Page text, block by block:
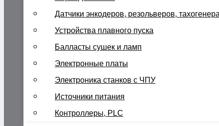
Датчики энкодеров, резольверов,
Устройства плавного пуска
Балласты сушек и ламп
Электронные платы
Электроника станков с ЧПУ
Источники питания
Контроллеры, PLC